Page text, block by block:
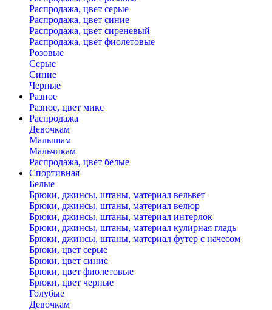
Распродажа, цвет серые
Распродажа, цвет синие
Распродажа, цвет сиреневый
Распродажа, цвет фиолетовые
Розовые
Серые
Синие
Черные
Разное
Разное, цвет микс
Распродажа
Девочкам
Малышам
Мальчикам
Распродажа, цвет белые
Спортивная
Белые
Брюки, джинсы, штаны, материал вельвет
Брюки, джинсы, штаны, материал велюр
Брюки, джинсы, штаны, материал интерлок
Брюки, джинсы, штаны, материал кулирная гладь
Брюки, джинсы, штаны, материал футер с начесом
Брюки, цвет серые
Брюки, цвет синие
Брюки, цвет фиолетовые
Брюки, цвет черные
Голубые
Девочкам